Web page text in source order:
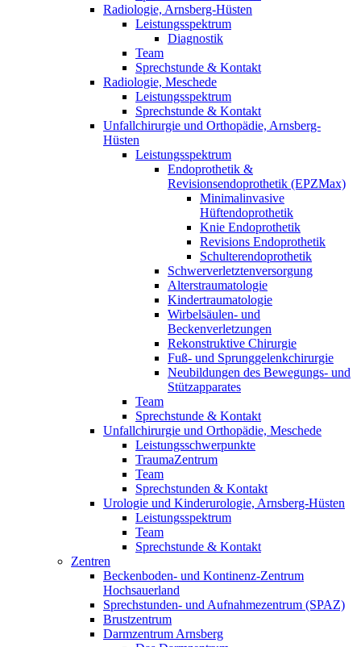
Radiologie, Arnsberg-Hüsten
Leistungsspektrum
Diagnostik
Team
Sprechstunde & Kontakt
Radiologie, Meschede
Leistungsspektrum
Sprechstunde & Kontakt
Unfallchirurgie und Orthopädie, Arnsberg-
Hüsten
Leistungsspektrum
Endoprothetik &
Revisionsendoprothetik (EPZMax)
Minimalinvasive
Hüftendoprothetik
Knie Endoprothetik
Revisions Endoprothetik
Schulterendoprothetik
Schwerverletztenversorgung
Alterstraumatologie
Kindertraumatologie
Wirbelsäulen- und
Beckenverletzungen
Rekonstruktive Chirurgie
Fuß- und Sprunggelenkchirurgie
Neubildungen des Bewegungs- und
Stützapparates
Team
Sprechstunde & Kontakt
Unfallchirurgie und Orthopädie, Meschede
Leistungsschwerpunkte
TraumaZentrum
Team
Sprechstunden & Kontakt
Urologie und Kinderurologie, Arnsberg-Hüsten
Leistungsspektrum
Team
Sprechstunde & Kontakt
Zentren
Beckenboden- und Kontinenz-Zentrum
Hochsauerland
Sprechstunden- und Aufnahmezentrum (SPAZ)
Brustzentrum
Darmzentrum Arnsberg